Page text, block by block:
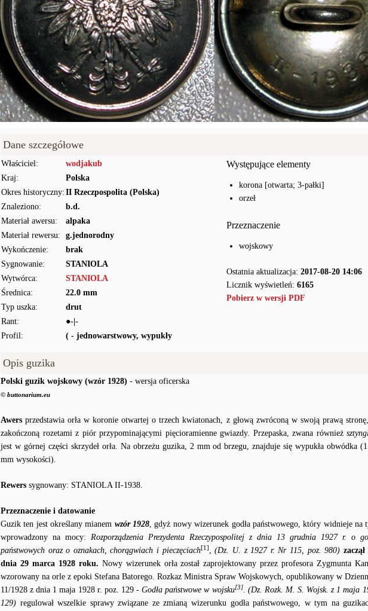
Dane szczegółowe
Właściciel:
wodjakub
Kraj:
Polska
Okres historyczny: II Rzeczpospolita (Polska)
Znaleziono:
b.d.
Materiał awersu:
alpaka
Materiał rewersu:
g.jednorodny
Wykończenie:
brak
Sygnowanie:
STANIOLA
Wytwórca:
STANIOLA
Średnica:
22.0 mm
Typ uszka:
drut
Rant:
●-|-
Profil:
( - jednowarstwowy, wypukły
Występujące elementy
korona [otwarta; 3-pałki]
orzeł
Przeznaczenie
wojskowy
Ostatnia aktualizacja: 2017-08-20 14:06
Licznik wyświetleń: 6165
Pobierz w wersji PDF
Opis guzika
Polski guzik wojskowy (wzór 1928) - wersja oficerska
© buttonarium.eu
Awers przedstawia orła w koronie otwartej o trzech kwiatonach, z głową zwróconą w swoją prawą
zakończoną rozetami z piór przypominającymi pięcioramienne gwiazdy. Przepaska, zwana również
jest w górnej części skrzydeł orła. Na obrzeżu guzika, 2 mm od brzegu, znajduje się wypukła obwódka
mm wysokości).
Rewers sygnowany: STANIOLA II-1938.
Przeznaczenie i datowanie
Guzik ten jest określany mianem wzór 1928, gdyż nowy wizerunek godła państwowego, który widnieje na
wprowadzony na mocy: Rozporządzenia Prezydenta Rzeczypospolitej z dnia 13 grudnia 1927 r. o
państwowych oraz o oznakach, chorągwiach i pieczęciach[1] ,(Dz. U. z 1927 r. Nr 115, poz. 980)
dnia 29 marca 1928 roku. Nowy wizerunek orła został zaprojektowany przez profesora Zygmunta
wzorowany na orle z epoki Stefana Batorego. Rozkaz Ministra Spraw Wojskowych, opublikowany w
11/1928 z dnia 1 maja 1928 r. poz. 129- Godła państwowe w wojsku[3]. (Dz. Rozk. M. S. Wojsk. z 1 maja
129) regulował wszelkie sprawy związane ze zmianą wizerunku godła państwowego, w tym na